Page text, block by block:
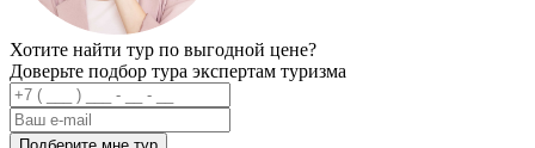
Хотите найти тур по выгодной цене?
Доверьте подбор тура экспертам туризма